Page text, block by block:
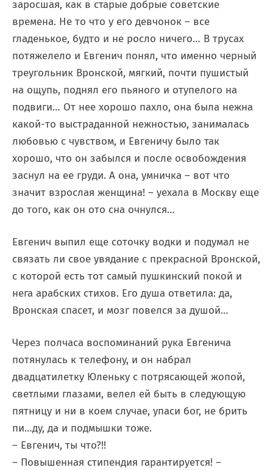
заросшая, как в старые добрые советские
времена. Не то что у его девчонок – все
гладенькое, будто и не росло ничего… В трусах
потяжелело и Евгенич понял, что именно черный
треугольник Вронской, мягкий, почти пушистый
на ощупь, поднял его пьяного и отупелого на
подвиги… От нее хорошо пахло, она была нежна
какой-то выстраданной нежностью, занималась
любовью с чувством, и Евгеничу было так
хорошо, что он забылся и после освобождения
заснул на ее груди. А она, умничка – вот что
значит взрослая женщина! – уехала в Москву еще
до того, как он ото сна очнулся…
Евгенич выпил еще соточку водки и подумал не
связать ли свое увядание с прекрасной Вронской,
с которой есть тот самый пушкинский покой и
нега арабских стихов. Его душа ответила: да,
Вронская спасет, и мозг повелся за душой…
Через полчаса воспоминаний рука Евгенича
потянулась к телефону, и он набрал
двадцатилетку Юленьку с потрясающей жопой,
светлыми глазами, велел ей быть в следующую
пятницу и ни в коем случае, упаси бог, не брить
пи…ду, да и подмышки тоже.
– Евгенич, ты что?!!
– Повышенная стипендия гарантируется! –